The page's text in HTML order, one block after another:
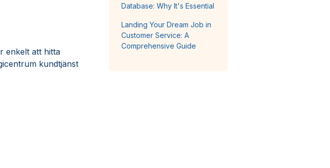
enkelt att hitta
kundtjänst
Database: Why It's Essential
Landing Your Dream Job in
Customer Service: A
Comprehensive Guide